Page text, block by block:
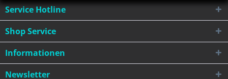
Service Hotline
Shop Service
Informationen
Newsletter